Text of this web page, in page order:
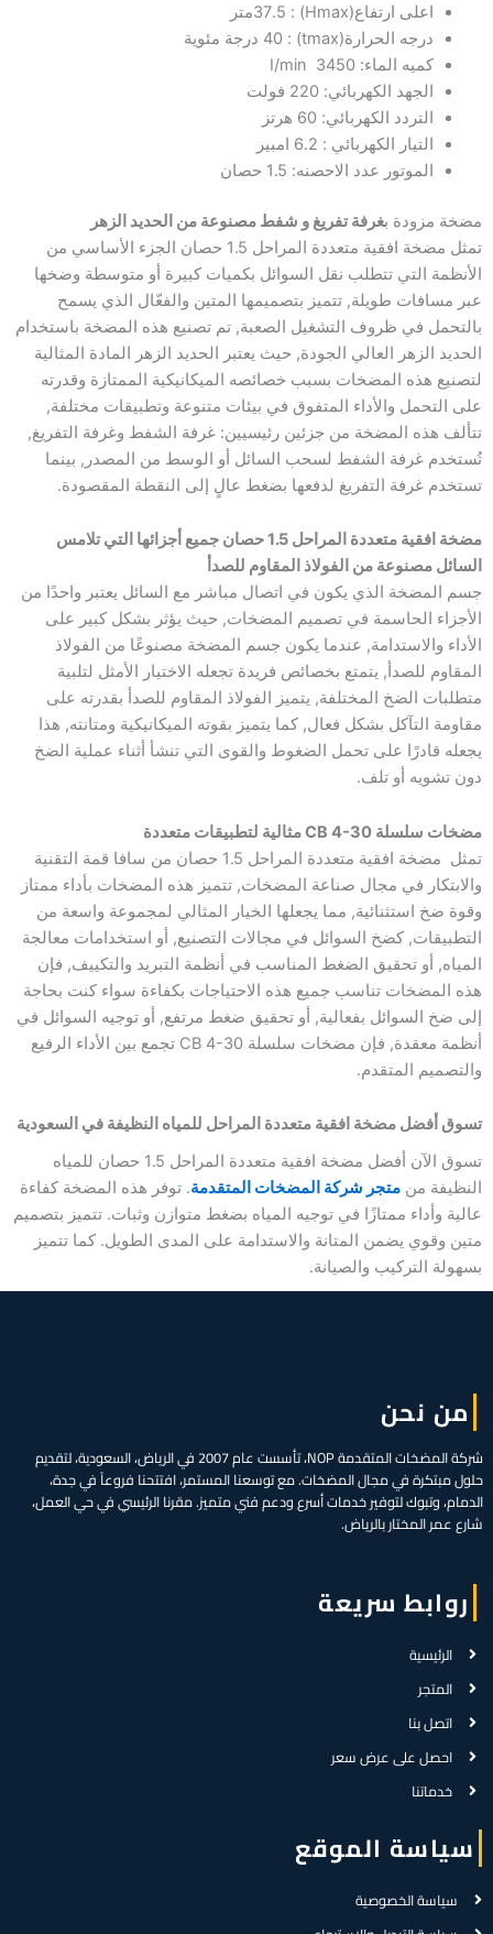
اعلى ارتفاع(Hmax) : 37.5متر
درجه الحرارة(tmax) : 40 درجة مئوية
كميه الماء: 3450 I/min
الجهد الكهربائي: 220 فولت
التردد الكهربائي: 60 هرتز
التيار الكهربائي : 6.2 امبير
الموتور عدد الاحصنه: 1.5 حصان
مضخة مزودة بغرفة تفريغ و شفط مصنوعة من الحديد الزهر
تمثل مضخة افقية متعددة المراحل 1.5 حصان الجزء الأساسي من
الأنظمة التي تتطلب نقل السوائل بكميات كبيرة أو متوسطة وضخها
عبر مسافات طويلة, تتميز بتصميمها المتين والفعّال الذي يسمح
بالتحمل في ظروف التشغيل الصعبة, تم تصنيع هذه المضخة باستخدام
الحديد الزهر العالي الجودة, حيث يعتبر الحديد الزهر المادة المثالية
لتصنيع هذه المضخات بسبب خصائصه الميكانيكية الممتازة وقدرته
على التحمل والأداء المتفوق في بيئات متنوعة وتطبيقات مختلفة,
تتألف هذه المضخة من جزئين رئيسيين: غرفة الشفط وغرفة التفريغ,
تُستخدم غرفة الشفط لسحب السائل أو الوسط من المصدر, بينما
تستخدم غرفة التفريغ لدفعها بضغط عالٍ إلى النقطة المقصودة.
مضخة افقية متعددة المراحل 1.5 حصان جميع أجزائها التي تلامس
السائل مصنوعة من الفولاذ المقاوم للصدأ
جسم المضخة الذي يكون في اتصال مباشر مع السائل يعتبر واحدًا من
الأجزاء الحاسمة في تصميم المضخات, حيث يؤثر بشكل كبير على
الأداء والاستدامة, عندما يكون جسم المضخة مصنوعًا من الفولاذ
المقاوم للصدأ, يتمتع بخصائص فريدة تجعله الاختيار الأمثل لتلبية
متطلبات الضخ المختلفة, يتميز الفولاذ المقاوم للصدأ بقدرته على
مقاومة التآكل بشكل فعال, كما يتميز بقوته الميكانيكية ومتانته, هذا
يجعله قادرًا على تحمل الضغوط والقوى التي تنشأ أثناء عملية الضخ
دون تشويه أو تلف.
مضخات سلسلة CB 4-30 مثالية لتطبيقات متعددة
تمثل مضخة افقية متعددة المراحل 1.5 حصان من سافا قمة التقنية
والابتكار في مجال صناعة المضخات, تتميز هذه المضخات بأداء ممتاز
وقوة ضخ استثنائية, مما يجعلها الخيار المثالي لمجموعة واسعة من
التطبيقات, كضخ السوائل في مجالات التصنيع, أو استخدامات معالجة
المياه, أو تحقيق الضغط المناسب في أنظمة التبريد والتكييف, فإن
هذه المضخات تناسب جميع هذه الاحتياجات بكفاءة سواء كنت بحاجة
إلى ضخ السوائل بفعالية, أو تحقيق ضغط مرتفع, أو توجيه السوائل في
أنظمة معقدة, فإن مضخات سلسلة CB 4-30 تجمع بين الأداء الرفيع
والتصميم المتقدم.
تسوق أفضل مضخة افقية متعددة المراحل للمياه النظيفة في السعودية
تسوق الآن أفضل مضخة افقية متعددة المراحل 1.5 حصان للمياه
النظيفة من متجر شركة المضخات المتقدمة. توفر هذه المضخة كفاءة
عالية وأداء ممتازًا في توجيه المياه بضغط متوازن وثبات. تتميز بتصميم
متين وقوي يضمن المتانة والاستدامة على المدى الطويل. كما تتميز
بسهولة التركيب والصيانة.
من نحن
شركة المضخات المتقدمة NOP، تأسست عام 2007 في الرياض، السعودية، لتقديم
حلول مبتكرة في مجال المضخات. مع توسعنا المستمر، افتتحنا فروعاً في جدة،
الدمام، وتبوك لتوفير خدمات أسرع ودعم فني متميز. مقرنا الرئيسي في حي العمل،
شارع عمر المختار بالرياض.
روابط سريعة
الرئيسية
المتجر
اتصل بنا
احصل على عرض سعر
خدماتنا
سياسة الموقع
سياسة الخصوصية